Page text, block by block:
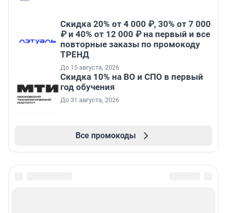
Скидка 20% от 4 000 ₽, 30% от 7 000
₽ и 40% от 12 000 ₽ на первый и все
повторные заказы по промокоду
ТРЕНД
До 15 августа, 2026
Скидка 10% на ВО и СПО в первый
год обучения
До 31 августа, 2026
Все промокоды